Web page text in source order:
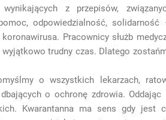
z przepisów,
odpowiedzialność,
Pracownicy służb
trudny czas. Dlatego
o wszystkich lekarzach,
o ochronę zdrowia. Oddając
Kwarantanna ma sens gdy jest